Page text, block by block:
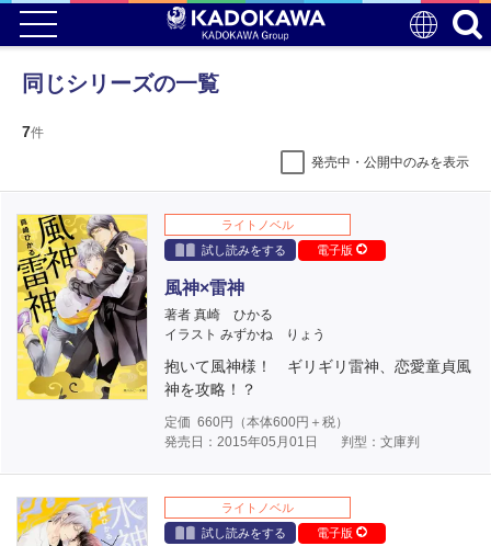
同じシリーズの一覧
7件
発売中・公開中のみを表示
ライトノベル
試し読みをする
電子版
風神×雷神
著者 真崎 ひかる
イラスト みずかね りょう
抱いて風神様！ ギリギリ雷神、恋愛童貞風
神を攻略！？
定価 660円（本体600円＋税）
発売日：2015年05月01日
判型：文庫判
ライトノベル
試し読みをする
電子版